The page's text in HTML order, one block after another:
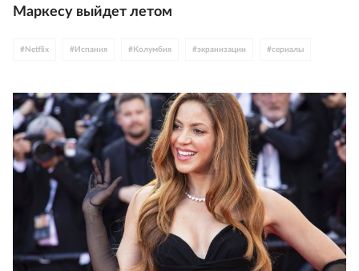
Маркесу выйдет летом
# Netflix # Испания # Колумбия #экранизации #сериалы